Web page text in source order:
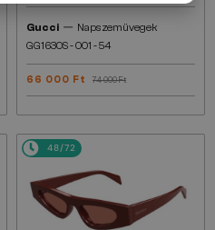
Gucci — Napszemüvegek
GG1630S - 001 - 54
66 000 Ft 74 000 Ft
48/72